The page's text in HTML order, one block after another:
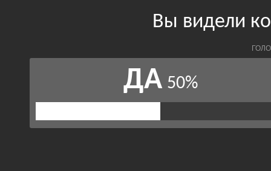
Вы видели
ДА 50%